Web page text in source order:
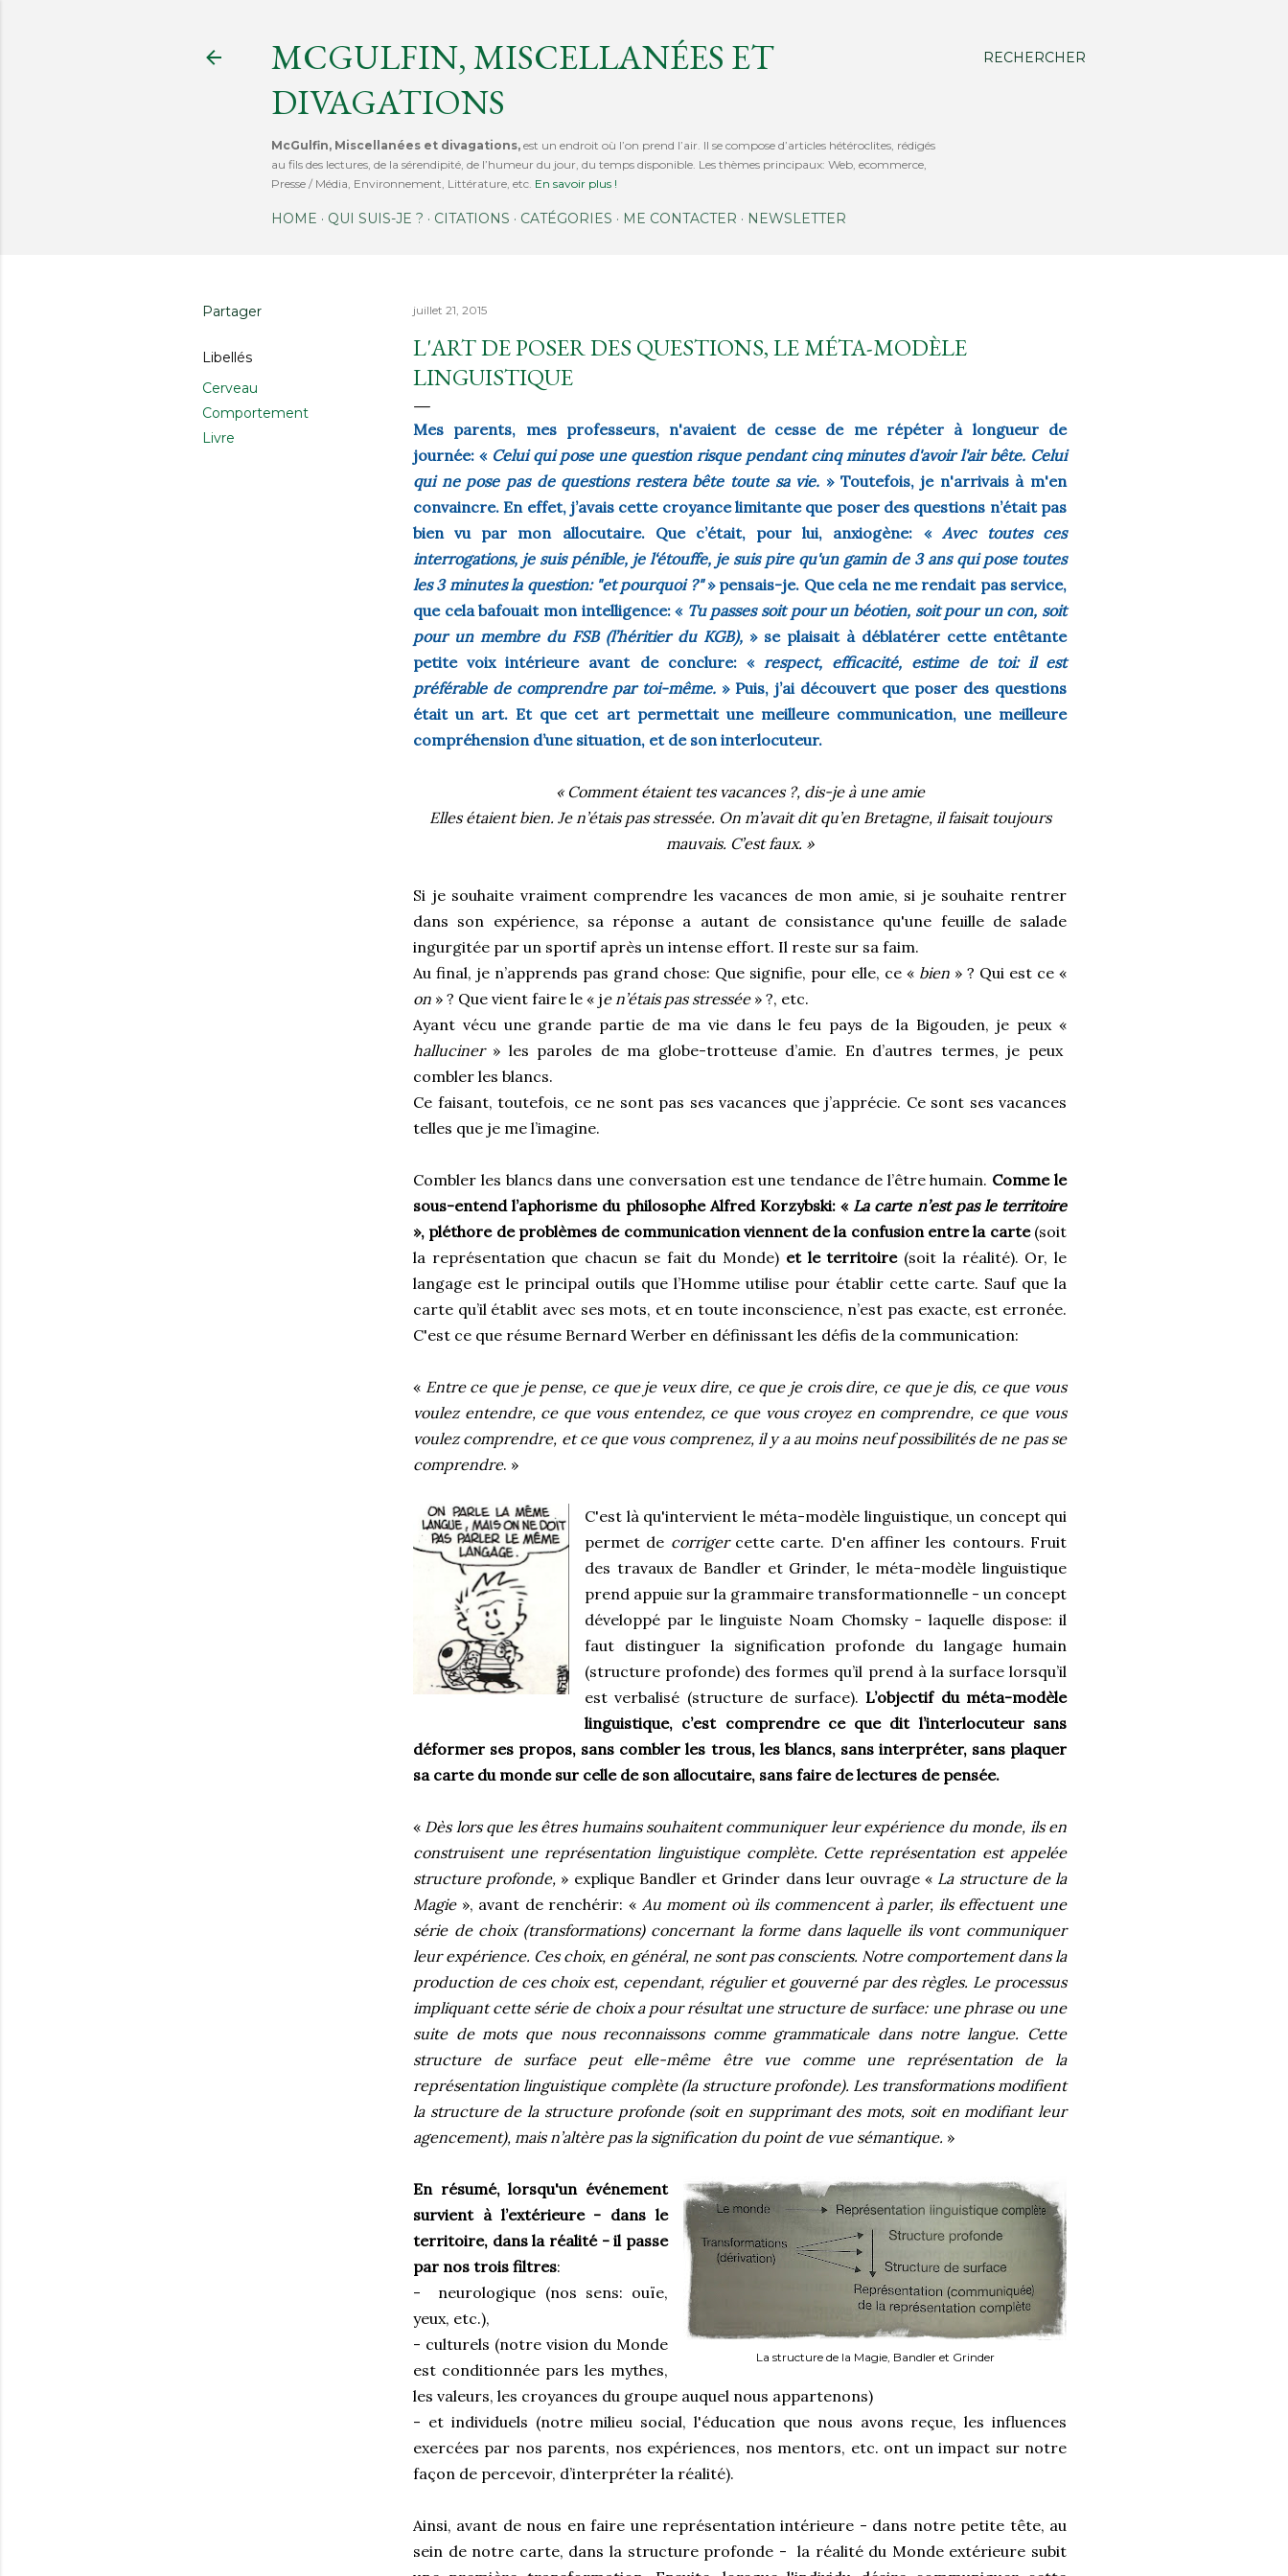
RECHERCHER
MCGULFIN, MISCELLANÉES ET
DIVAGATIONS
McGulfin, Miscellanées et divagations, est un endroit où l’on prend l’air. Il se compose d’articles hétéroclites, rédigés
au fils des lectures, de la sérendipité, de l’humeur du jour, du temps disponible. Les thèmes principaux: Web, ecommerce,
Presse / Média, Environnement, Littérature, etc. En savoir plus !
HOME QUI SUIS-JE ? CITATIONS CATÉGORIES ME CONTACTER NEWSLETTER
Partager
Libellés
Cerveau
Comportement
Livre
juillet 21, 2015
L'ART DE POSER DES QUESTIONS, LE MÉTA-MODÈLE
LINGUISTIQUE
Mes parents, mes professeurs, n'avaient de cesse de me répéter à longueur de
journée: « Celui qui pose une question risque pendant cinq minutes d'avoir l'air bête. Celui
qui ne pose pas de questions restera bête toute sa vie. » Toutefois, je n'arrivais à m'en
convaincre. En effet, j’avais cette croyance limitante que poser des questions n’était pas
bien vu par mon allocutaire. Que c’était, pour lui, anxiogène: « Avec toutes ces
interrogations, je suis pénible, je l‘étouffe, je suis pire qu'un gamin de 3 ans qui pose toutes
les 3 minutes la question: "et pourquoi ?"» pensais-je. Que cela ne me rendait pas service,
que cela bafouait mon intelligence:« Tu passes soit pour un béotien, soit pour un con, soit
pour un membre du FSB (l’héritier du KGB), »se plaisait à déblatérer cette entêtante
petite voix intérieure avant de conclure: «respect, efficacité, estime de toi: il est
préférable de comprendre par toi-même. » Puis, j’ai découvert que poser des questions
était un art. Et que cet art permettait une meilleure communication, une meilleure
compréhension d’une situation, et de son interlocuteur.
« Comment étaient tes vacances ?, dis-je à une amie
Elles étaient bien. Je n’étais pas stressée. On m’avait dit qu’en Bretagne, il faisait toujours
mauvais. C’est faux. »
Si je souhaite vraiment comprendre les vacances de mon amie, si je souhaite rentrer
dans son expérience, sa réponse a autant de consistance qu'une feuille de salade
ingurgitée par un sportif après un intense effort. Il reste sur sa faim.
Au final, je n’apprends pas grand chose: Que signifie, pour elle, ce « bien » ? Qui est ce «
on » ? Que vient faire le « je n’étais pas stressée» ?, etc.
Ayant vécu une grande partie de ma vie dans le feu pays de la Bigouden, je peux «
halluciner» les paroles de ma globe-trotteuse d’amie. En d’autres termes, je peux
combler les blancs.
Ce faisant, toutefois, ce ne sont pas ses vacances que j’apprécie. Ce sont ses vacances
telles que je me l’imagine.
Combler les blancs dans une conversation est une tendance de l’être humain. Comme le
sous-entend l’aphorisme du philosophe Alfred Korzybski: « La carte n’est pas le territoire
», pléthore de problèmes de communication viennent de la confusion entre la carte(soit
la représentation que chacun se fait du Monde) et le territoire(soit la réalité). Or, le
langage est le principal outils que l’Homme utilise pour établir cette carte. Sauf que la
carte qu’il établit avec ses mots, et en toute inconscience, n’est pas exacte, est erronée.
C'est ce que résume Bernard Werber en définissant les défis de la communication:
« Entre ce que je pense, ce que je veux dire, ce que je crois dire, ce que je dis, ce que vous
voulez entendre, ce que vous entendez, ce que vous croyez en comprendre, ce que vous
voulez comprendre, et ce que vous comprenez, il y a au moins neuf possibilités de ne pas se
comprendre. »
C'est là qu'intervient le méta-modèle linguistique, un concept qui
permet de corrigercette carte. D'en affiner les contours. Fruit
des travaux de Bandler et Grinder, le méta-modèle linguistique
prend appuie sur la grammaire transformationnelle - un concept
développé par le linguiste Noam Chomsky - laquelle dispose: il
faut distinguer la signification profonde du langage humain
(structure profonde) des formes qu’il prend à la surface lorsqu’il
est verbalisé (structure de surface).L’objectif du méta-modèle
linguistique, c’est comprendre ce que dit l’interlocuteur sans
déformer ses propos, sans combler les trous, les blancs, sans interpréter, sans plaquer
sa carte du monde sur celle de son allocutaire, sans faire de lectures de pensée.
« Dès lors que les êtres humains souhaitent communiquer leur expérience du monde, ils en
construisent une représentation linguistique complète. Cette représentation est appelée
structure profonde, » explique Bandler et Grinder dans leur ouvrage « La structure de la
Magie», avant de renchérir: « Au moment où ils commencent à parler, ils effectuent une
série de choix (transformations) concernant la forme dans laquelle ils vont communiquer
leur expérience. Ces choix, en général, ne sont pas conscients. Notre comportement dans la
production de ces choix est, cependant, régulier et gouverné par des règles. Le processus
impliquant cette série de choix a pour résultat une structure de surface: une phrase ou une
suite de mots que nous reconnaissons comme grammaticale dans notre langue. Cette
structure de surface peut elle-même être vue comme une représentation de la
représentation linguistique complète (la structure profonde). Les transformations modifient
la structure de la structure profonde (soit en supprimant des mots, soit en modifiant leur
agencement), mais n’altère pas la signification du point de vue sémantique. »
La structure de la Magie, Bandler et Grinder
En résumé, lorsqu'un événement
survient à l’extérieure - dans le
territoire, dans la réalité - il passe
par nos trois filtres:
- neurologique (nos sens: ouïe,
yeux, etc.),
- culturels (notre vision du Monde
est conditionnée pars les mythes,
les valeurs, les croyances du groupe auquel nous appartenons)
- et individuels (notre milieu social, l'éducation que nous avons reçue, les influences
exercées par nos parents, nos expériences, nos mentors, etc. ont un impact sur notre
façon de percevoir, d’interpréter la réalité).
Ainsi, avant de nous en faire une représentation intérieure - dans notre petite tête, au
sein de notre carte, dans la structure profonde - la réalité du Monde extérieure subit